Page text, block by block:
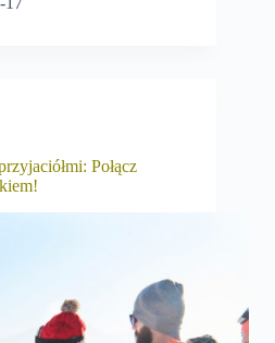
Połącz